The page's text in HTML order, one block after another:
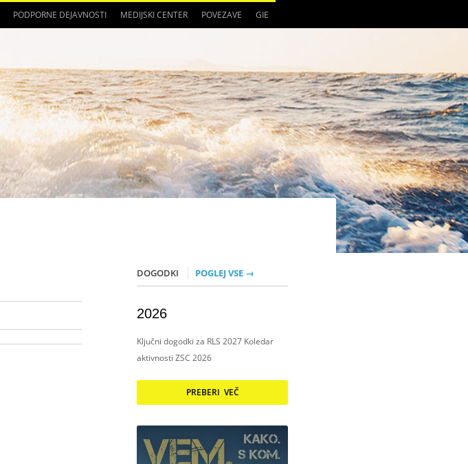
PODPORNE DEJAVNOSTI MEDIJSKI CENTER POVEZAVE GIE
DOGODKI POGLEJ VSE →
2026
Ključni dogodki za RLS 2027 Koledar
aktivnosti ZSC 2026
PREBERI VEČ